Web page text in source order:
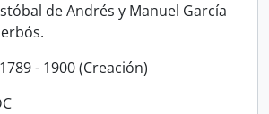
de Andrés y Manuel García
1789 - 1900 (Creación)